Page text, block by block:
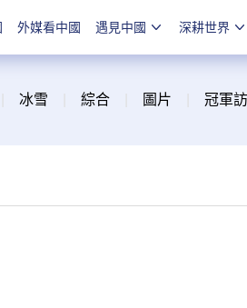
外媒看中國 遇見中國 深耕世界
冰雪 綜合 圖片 冠軍